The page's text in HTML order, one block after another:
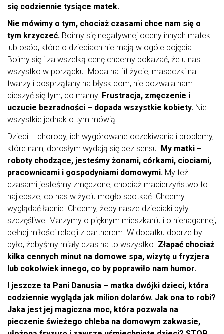
się codziennie tysiące matek.
Nie mówimy o tym, chociaż czasami chce nam się o
tym krzyczeć. Boimy się negatywnej oceny innych matek
lub osób, które o dzieciach nie mają w ogóle pojęcia.
Boimy się i za wszelką cenę chcemy pokazać, że u nas
wszystko w porządku. Moda na fit życie, maseczki na
twarzy i posprzątany na błysk dom, nie pozwala nam
cieszyć się tym, co mamy. Frustracja, zmęczenie i
uczucie bezradności – dopada wszystkie kobiety. Nie
wszystkie jednak o tym mówią.
Dzieci – choroby, ich wygórowane oczekiwania i problemy,
które nam, dorosłym wydają się bez sensu. My matki –
roboty chodzące, jesteśmy żonami, córkami, ciociami,
pracownicami i gospodyniami domowymi. My też
czasami jesteśmy zmęczone, chociaż macierzyństwo to
najlepsze, co nas w życiu mogło spotkać. Chcemy
wyglądać ładnie. Chcemy, żeby nasze dzieciaki były
szczęśliwe. Marzymy o pięknym mieszkaniu i o nienagannej,
pełnej miłości relacji z partnerem. W dodatku dobrze by
było, żebyśmy miały czas na to wszystko. Złapać chociaż
kilka cennych minut na domowe spa, wizytę u fryzjera
lub cokolwiek innego, co by poprawiło nam humor.
I jeszcze ta Pani Danusia – matka dwójki dzieci, która
codziennie wygląda jak milion dolarów. Jak ona to robi?
Jaka jest jej magiczna moc, która pozwala na
pieczenie świeżego chleba na domowym zakwasie,